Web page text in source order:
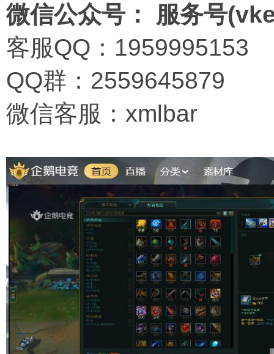
微信公众号： 服务号
客服QQ：1959995153
QQ群：2559645879
微信客服：xmlbar